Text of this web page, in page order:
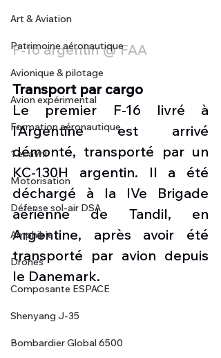
Art & Aviation
Patrimoine aéronautique
Avionique & pilotage
Avion expérimental
Formation aéronautique
1 er avril
Motorisation
Défense sol-air DSA
Amphibie
Drones
Composante ESPACE
Shenyang J-35
Bombardier Global 6500
F-16 argentin @ FAA
Transport par cargo
Le premier F-16 livré à
l’Argentine est arrivé
démonté, transporté par un
KC-130H argentin. Il a été
déchargé à la IVe Brigade
aérienne de Tandil, en
Argentine, après avoir été
transporté par avion depuis
le Danemark.